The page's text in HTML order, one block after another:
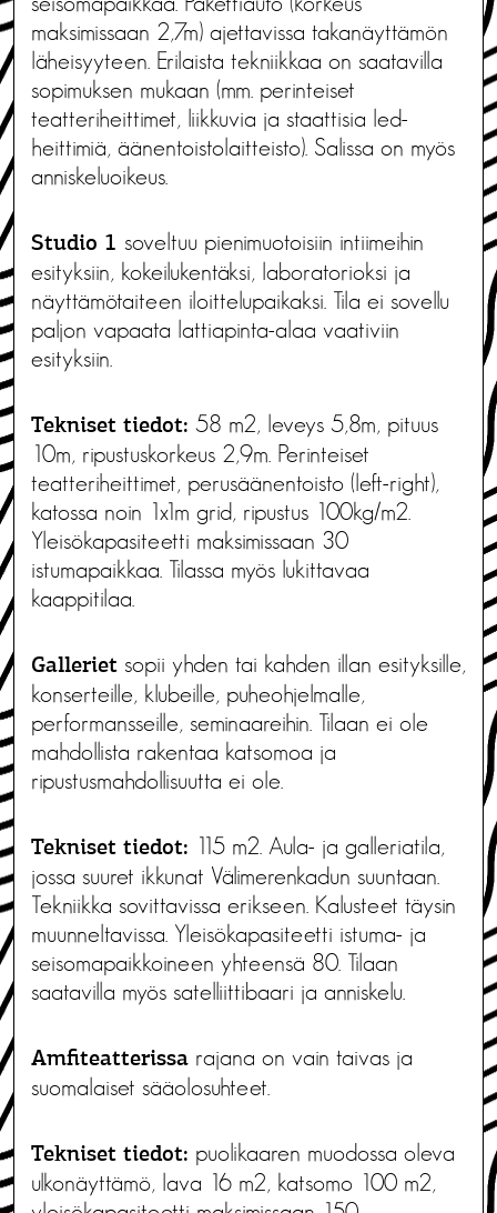
maksimissaan 2,7m) ajettavissa takanäyttämön
läheisyyteen. Erilaista tekniikkaa on saatavilla
sopimuksen mukaan (mm. perinteiset
teatteriheittimet, liikkuvia ja staattisia led-
heittimiä, äänentoistolaitteisto). Salissa on myös
anniskeluoikeus.
Studio 1 soveltuu pienimuotoisiin intiimeihin
esityksiin, kokeilukentäksi, laboratorioksi ja
näyttämötaiteen iloittelupaikaksi. Tila ei sovellu
paljon vapaata lattiapinta-alaa vaativiin
esityksiin.
Tekniset tiedot: 58 m2, leveys 5,8m, pituus
10m, ripustuskorkeus 2,9m. Perinteiset
teatteriheittimet, perusäänentoisto (left-right),
katossa noin 1x1m grid, ripustus 100kg/m2.
Yleisökapasiteetti maksimissaan 30
istumapaikkaa. Tilassa myös lukittavaa
kaappitilaa.
Galleriet sopii yhden tai kahden illan esityksille,
konserteille, klubeille, puheohjelmalle,
performansseille, seminaareihin. Tilaan ei ole
mahdollista rakentaa katsomoa ja
ripustusmahdollisuutta ei ole.
Tekniset tiedot: 115 m2. Aula- ja galleriatila,
jossa suuret ikkunat Välimerenkadun suuntaan.
Tekniikka sovittavissa erikseen. Kalusteet täysin
muunneltavissa. Yleisökapasiteetti istuma- ja
seisomapaikkoineen yhteensä 80. Tilaan
saatavilla myös satelliittibaari ja anniskelu.
Amfiteatterissa rajana on vain taivas ja
suomalaiset sääolosuhteet.
Tekniset tiedot: puolikaaren muodossa oleva
ulkonäyttämö, lava 16 m2, katsomo 100 m2,